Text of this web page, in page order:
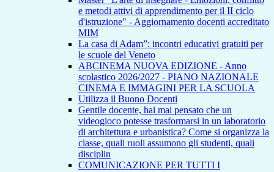
e metodi attivi di apprendimento per il II ciclo
d'istruzione" - Aggiornamento docenti accreditato
MIM
La casa di Adam”: incontri educativi gratuiti per
le scuole del Veneto
ABCINEMA NUOVA EDIZIONE - Anno
scolastico 2026/2027 - PIANO NAZIONALE
CINEMA E IMMAGINI PER LA SCUOLA
Utilizza il Buono Docenti
Gentile docente, hai mai pensato che un
videogioco potesse trasformarsi in un laboratorio
di architettura e urbanistica? Come si organizza la
classe, quali ruoli assumono gli studenti, quali
disciplin
COMUNICAZIONE PER TUTTI I